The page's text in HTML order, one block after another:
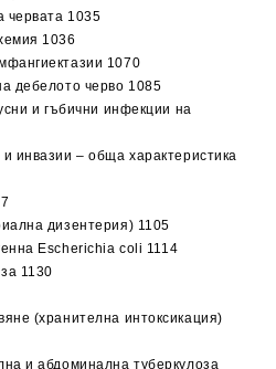
червата 1035
1036
1070
дебелото черво 1085
и гъбични инфекции на
инвазии – обща характеристика
дизентерия) 1105
Escherichia coli 1114
1130
(хранителна интоксикация)
и абдоминална туберкулоза